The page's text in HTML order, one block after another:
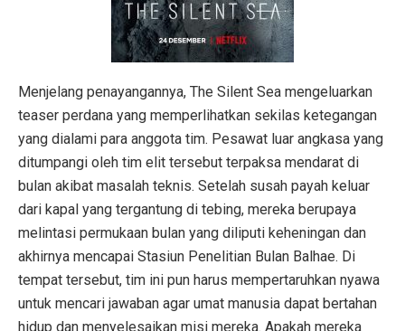
Menjelang penayangannya, The Silent Sea mengeluarkan
teaser perdana yang memperlihatkan sekilas ketegangan
yang dialami para anggota tim. Pesawat luar angkasa yang
ditumpangi oleh tim elit tersebut terpaksa mendarat di
bulan akibat masalah teknis. Setelah susah payah keluar
dari kapal yang tergantung di tebing, mereka berupaya
melintasi permukaan bulan yang diliputi keheningan dan
akhirnya mencapai Stasiun Penelitian Bulan Balhae. Di
tempat tersebut, tim ini pun harus mempertaruhkan nyawa
untuk mencari jawaban agar umat manusia dapat bertahan
hidup dan menyelesaikan misi mereka. Apakah mereka